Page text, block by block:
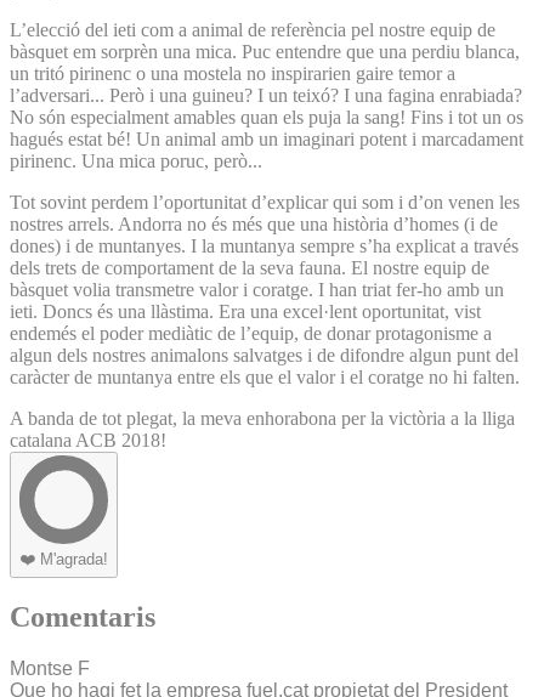
L’elecció del ieti com a animal de referència pel nostre equip de
bàsquet em sorprèn una mica. Puc entendre que una perdiu blanca,
un tritó pirinenc o una mostela no inspirarien gaire temor a
l’adversari... Però i una guineu? I un teixó? I una fagina enrabiada?
No són especialment amables quan els puja la sang! Fins i tot un os
hagués estat bé! Un animal amb un imaginari potent i marcadament
pirinenc. Una mica poruc, però...
Tot sovint perdem l’oportunitat d’explicar qui som i d’on venen les
nostres arrels. Andorra no és més que una història d’homes (i de
dones) i de muntanyes. I la muntanya sempre s’ha explicat a través
dels trets de comportament de la seva fauna. El nostre equip de
bàsquet volia transmetre valor i coratge. I han triat fer-ho amb un
ieti. Doncs és una llàstima. Era una excel·lent oportunitat, vist
endemés el poder mediàtic de l’equip, de donar protagonisme a
algun dels nostres animalons salvatges i de difondre algun punt del
caràcter de muntanya entre els que el valor i el coratge no hi falten.
A banda de tot plegat, la meva enhorabona per la victòria a la lliga
catalana ACB 2018!
❤️ M'agrada!
Comentaris
Montse F
Que ho hagi fet la empresa fuel.cat propietat del President